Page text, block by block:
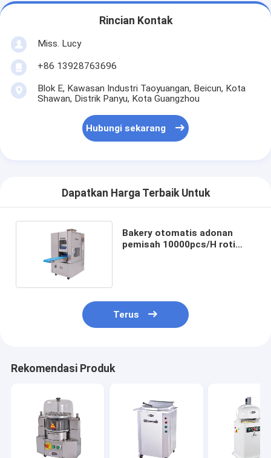
Rincian Kontak
Miss. Lucy
+86 13928763696
Blok E, Kawasan Industri Taoyuangan, Beicun, Kota
Shawan, Distrik Panyu, Kota Guangzhou
Hubungi sekarang
Dapatkan Harga Terbaik Untuk
Bakery otomatis adonan
pemisah 10000pcs/H roti
Terus
Rekomendasi Produk